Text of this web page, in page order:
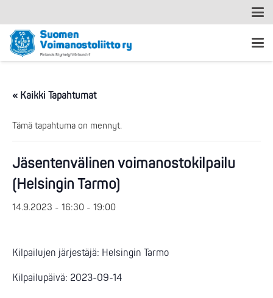
« Kaikki Tapahtumat
Tämä tapahtuma on mennyt.
Jäsentenvälinen voimanostokilpailu
(Helsingin Tarmo)
14.9.2023 - 16:30 - 19:00
Kilpailujen järjestäjä: Helsingin Tarmo
Kilpailupäivä: 2023-09-14